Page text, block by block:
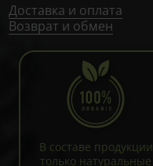
для
иммунитета,
капсул
Доставка и оплата
Возврат и обмен
В составе продукции
только натуральные